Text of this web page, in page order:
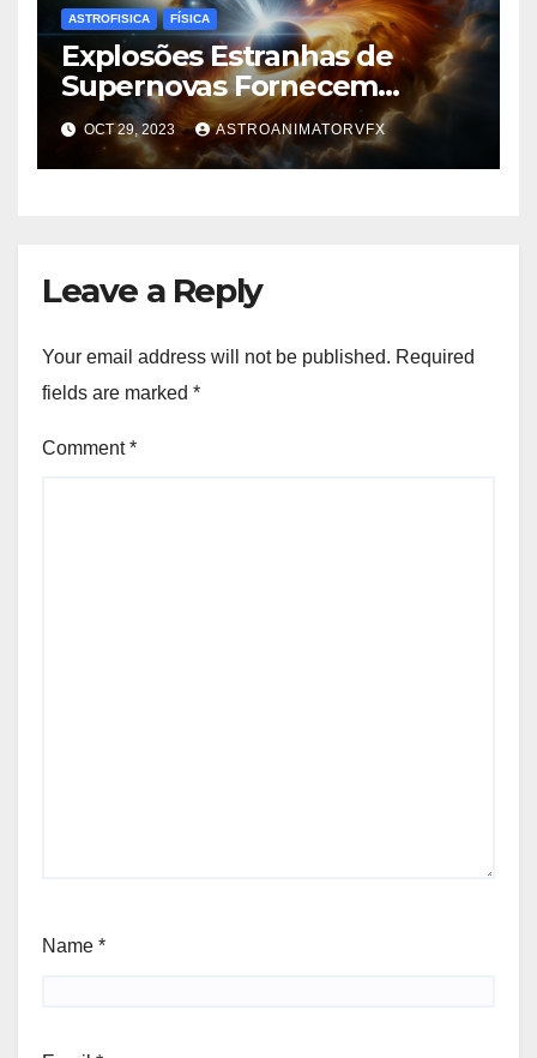
ASTROFISICA FÍSICA
Explosões Estranhas de
Supernovas Fornecem
Vislumbre do Nascimento de
Buracos Negros
OCT 29, 2023 ASTROANIMATORVFX
Leave a Reply
Your email address will not be published. Required
fields are marked *
Comment*
Name *